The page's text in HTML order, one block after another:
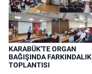
KARABÜK'TE ORGAN
BAĞIŞINDA FARKINDALIK
TOPLANTISI